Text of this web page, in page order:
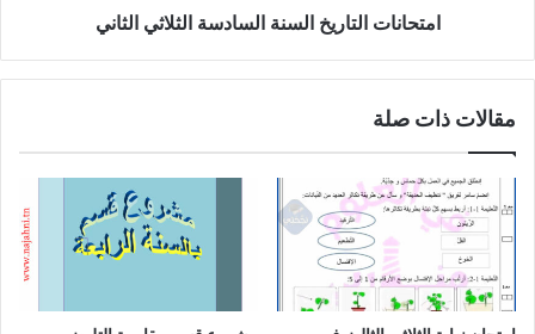
امتحانات التاريخ السنة السادسة الثلاثي الثاني
مقالات ذات صلة